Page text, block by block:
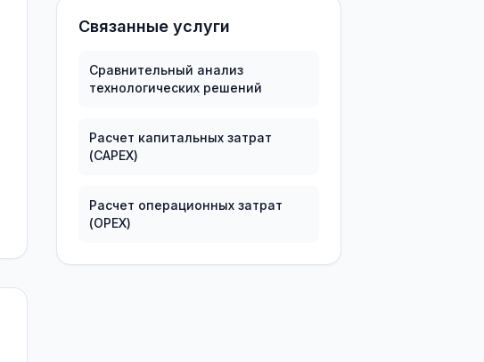
Связанные услуги
Сравнительный анализ
технологических решений
Расчет капитальных затрат
(CAPEX)
Расчет операционных затрат
(OPEX)